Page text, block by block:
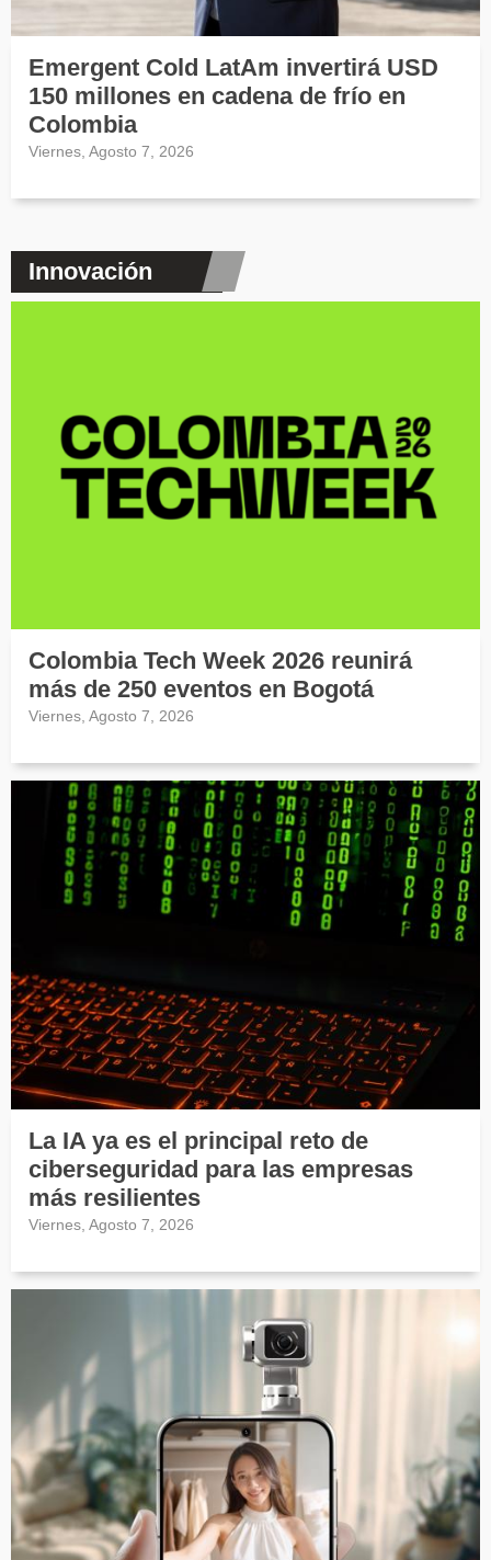
Emergent Cold LatAm invertirá USD
150 millones en cadena de frío en
Colombia
Viernes, Agosto 7, 2026
Innovación
Colombia Tech Week 2026 reunirá
más de 250 eventos en Bogotá
Viernes, Agosto 7, 2026
La IA ya es el principal reto de
ciberseguridad para las empresas
más resilientes
Viernes, Agosto 7, 2026